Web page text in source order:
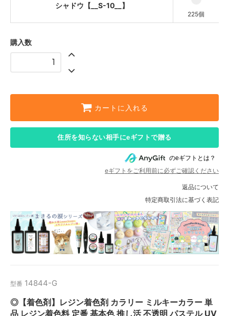
シャドウ【__S-10__】
225個
購入数
カートに入れる
住所を知らない相手にeギフトで贈る
のeギフトとは？
eギフトをご利用前に必ずご確認ください
返品について
特定商取引法に基づく表記
型番 14844-G
◎【着色剤】レジン着色剤 カラリー ミルキーカラー 単
品 レジン着色料 定番 基本色 推し活 不透明 パステル UV